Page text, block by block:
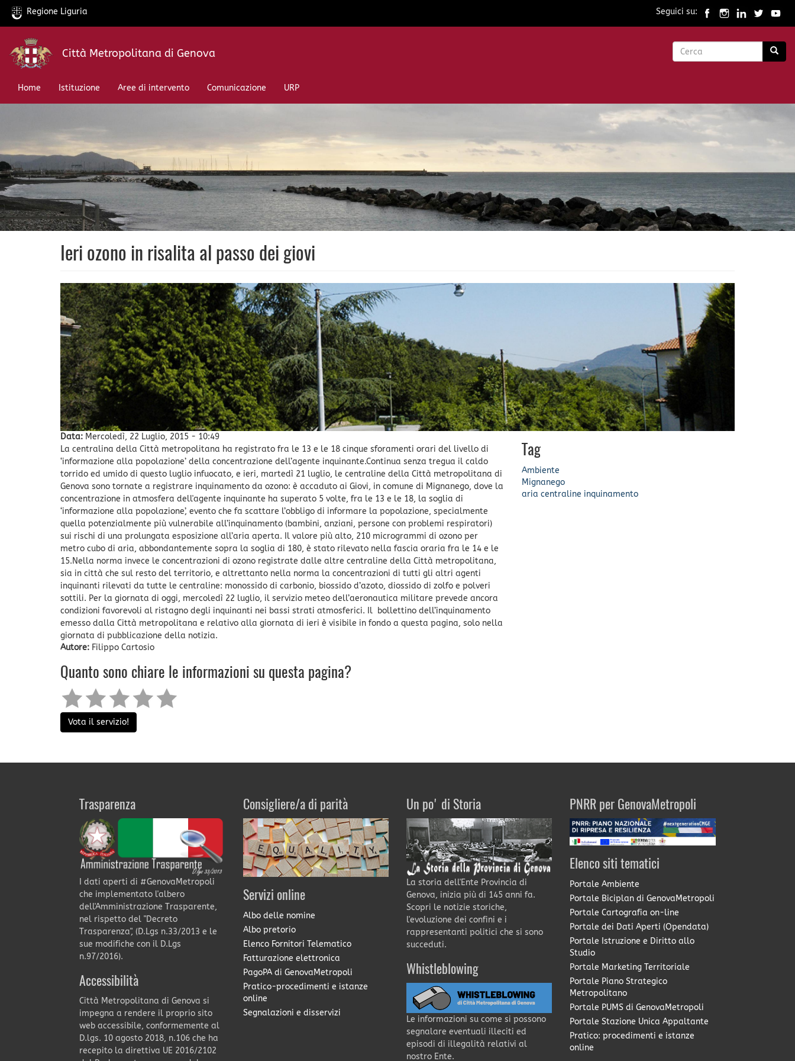
Salta
contenuto
Regione Liguria Seguici su:
Città Metropolitana di Genova
Form
Home
Istituzione Aree di intervento Comunicazione URP
Ieri ozono in risalita al passo dei giovi
Data: Mercoledì, 22 Luglio, 2015 - 10:49
La centralina della Città metropolitana ha registrato fra le 13 e le 18 cinque sforamenti orari del livello di
‘informazione alla popolazione’ della concentrazione dell’agente inquinante.Continua senza tregua il caldo
torrido ed umido di questo luglio infuocato, e ieri, martedì 21 luglio, le centraline della Città metropolitana di
Genova sono tornate a registrare inquinamento da ozono: è accaduto ai Giovi, in comune di Mignanego, dove la
concentrazione in atmosfera dell'agente inquinante ha superato 5 volte, fra le 13 e le 18, la soglia di
‘informazione alla popolazione’, evento che fa scattare l’obbligo di informare la popolazione, specialmente
quella potenzialmente più vulnerabile all’inquinamento (bambini, anziani, persone con problemi respiratori)
sui rischi di una prolungata esposizione all’aria aperta. Il valore più alto, 210 microgrammi di ozono per
metro cubo di aria, abbondantemente sopra la soglia di 180, è stato rilevato nella fascia oraria fra le 14 e le
15.Nella norma invece le concentrazioni di ozono registrate dalle altre centraline della Città metropolitana,
sia in città che sul resto del territorio, e altrettanto nella norma la concentrazioni di tutti gli altri agenti
inquinanti rilevati da tutte le centraline: monossido di carbonio, biossido d’azoto, diossido di zolfo e polveri
sottili. Per la giornata di oggi, mercoledì 22 luglio, il servizio meteo dell’aeronautica militare prevede ancora
condizioni favorevoli al ristagno degli inquinanti nei bassi strati atmosferici. Il bollettino dell’inquinamento
emesso dalla Città metropolitana e relativo alla giornata di ieri è visibile in fondo a questa pagina, solo nella
giornata di pubblicazione della notizia.
Autore: Filippo Cartosio
Tag
Ambiente
Mignanego
aria centraline inquinamento
Quanto sono chiare le informazioni su questa pagina?
Vota il servizio!
Trasparenza
I dati aperti di #GenovaMetropoli
che implementato l'albero
dell'Amministrazione Trasparente,
nel rispetto del "Decreto
Trasparenza", (D.Lgs n.33/2013 e le
sue modifiche con il D.Lgs
n.97/2016).
Accessibilità
Città Metropolitana di Genova si
impegna a rendere il proprio sito
web accessibile, conformemente al
D.lgs. 10 agosto 2018, n.106 che ha
recepito la direttiva UE 2016/2102
Consigliere/a di parità
Servizi online
Albo delle nomine
Albo pretorio
Elenco Fornitori Telematico
Fatturazione elettronica
PagoPA di GenovaMetropoli
Pratico-procedimenti e istanze
online
Segnalazioni e disservizi
Un po' di Storia
La storia dell'Ente Provincia di
Genova, inizia più di 145 anni fa.
Scopri le notizie storiche,
l'evoluzione dei confini e i
rappresentanti politici che si sono
succeduti.
Whistleblowing
Le informazioni su come si possono
segnalare eventuali illeciti ed
episodi di illegalità relativi al
nostro Ente.
PNRR per GenovaMetropoli
Elenco siti tematici
Portale Ambiente
Portale Biciplan di GenovaMetropoli
Portale Cartografia on-line
Portale dei Dati Aperti (Opendata)
Portale Istruzione e Diritto allo
Studio
Portale Marketing Territoriale
Portale Piano Strategico
Metropolitano
Portale PUMS di GenovaMetropoli
Portale Stazione Unica Appaltante
Pratico: procedimenti e istanze
online